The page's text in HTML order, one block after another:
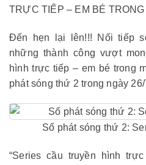
TRỰC TIẾP – EM BÉ
Đến hẹn lại lên!!! Nối tiếp
những thành công vượt
hình trực tiếp – em bé trong
phát sóng thứ 2 trong ngày
Số phát sóng thứ 2:
“Series cầu truyền hình